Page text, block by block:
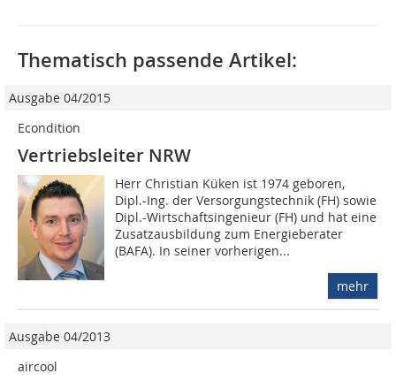
Thematisch passende Artikel:
Ausgabe 04/2015
Econdition
Vertriebsleiter NRW
Herr Christian Küken ist 1974 geboren,
Dipl.-Ing. der Versorgungstechnik (FH) sowie
Dipl.-Wirtschaftsingenieur (FH) und hat eine
Zusatzausbildung zum Energieberater
(BAFA). In seiner vorherigen...
mehr
Ausgabe 04/2013
aircool